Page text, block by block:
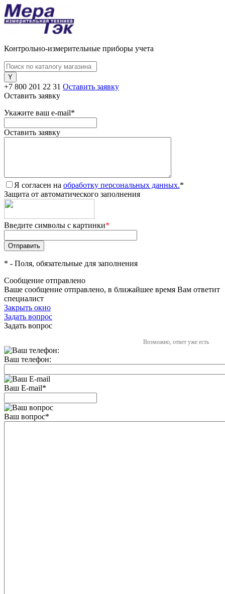
Контрольно-измерительные приборы учета
+7 800 201 22 31 Оставить заявку
Оставить заявку
Укажите ваш e-mail*
Оставить заявку
Я согласен на обработку персональных данных.*
Защита от автоматического заполнения
Введите символы с картинки*
* - Поля, обязательные для заполнения
Сообщение отправлено
Ваше сообщение отправлено, в ближайшее время Вам ответит
специалист
Закрыть окно
Задать вопрос
Задать вопрос
Возможно, ответ уже есть
Ваш телефон:
Ваш E-mail*
Ваш вопрос*